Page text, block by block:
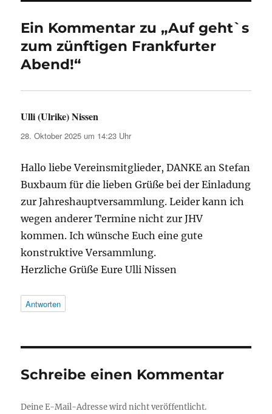
Ein Kommentar zu „Auf geht`s
zum zünftigen Frankfurter
Abend!“
Ulli (Ulrike) Nissen
28. Oktober 2025 um 14:23 Uhr
Hallo liebe Vereinsmitglieder, DANKE an Stefan
Buxbaum für die lieben Grüße bei der Einladung
zur Jahreshauptversammlung. Leider kann ich
wegen anderer Termine nicht zur JHV
kommen. Ich wünsche Euch eine gute
konstruktive Versammlung.
Herzliche Grüße Eure Ulli Nissen
Antworten
Schreibe einen Kommentar
Deine E-Mail-Adresse wird nicht veröffentlicht.